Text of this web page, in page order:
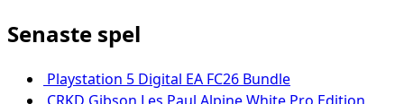
Senaste spel
Playstation 5 Digital EA FC26 Bundle